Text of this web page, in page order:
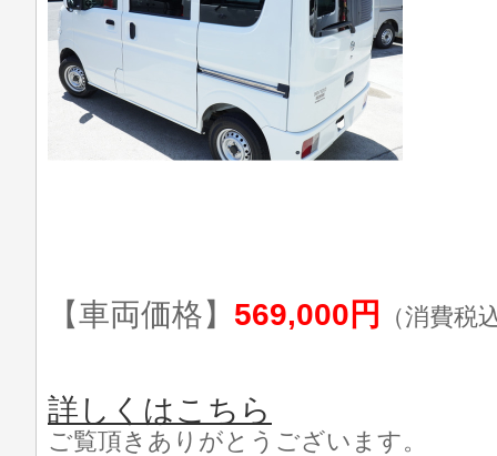
【車両価格】 569,000円 （消費税
詳しくはこちら
ご覧頂きありがとうございます。